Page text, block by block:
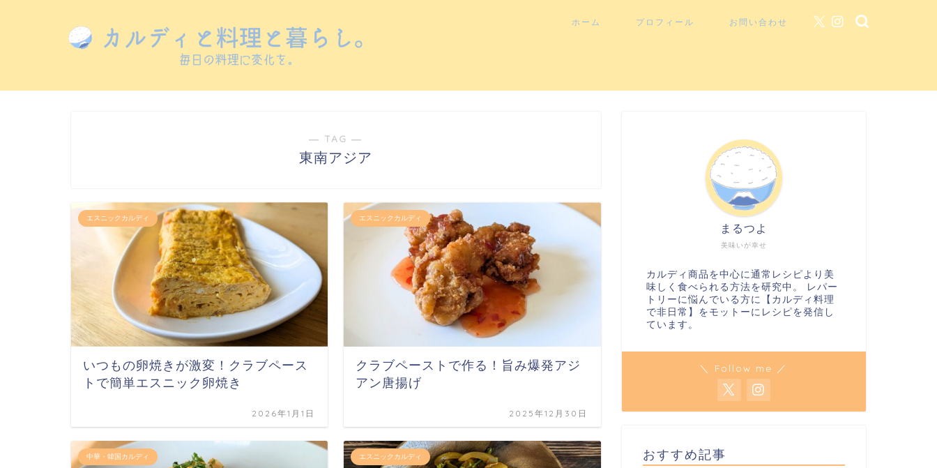
ホーム プロフィール お問い合わせ
― TAG ―
東南アジア
エスニックカルディ
いつもの卵焼きが激変！クラブペース
トで簡単エスニック卵焼き
2026年1月1日
エスニックカルディ
クラブペーストで作る！旨み爆発アジ
アン唐揚げ
2025年12月30日
中華・韓国カルディ エスニックカルディ
美味いが幸せ
まるつよ
カルディ商品を中心に通常レシピより美
味しく食べられる方法を研究中。 レパー
トリーに悩んでいる方に【カルディ料理
で非日常】をモットーにレシピを発信し
ています。
＼ Follow me ／
おすすめ記事